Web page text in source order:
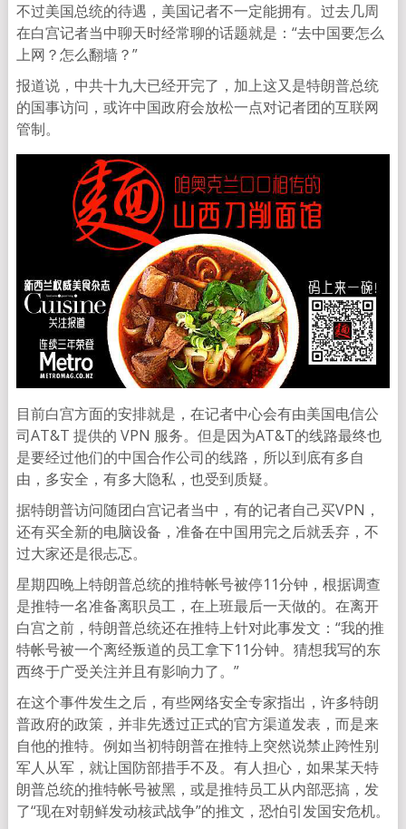
不过美国总统的待遇，美国记者不一定能拥有。过去几周
在白宫记者当中聊天时经常聊的话题就是：“去中国要怎么
上网？怎么翻墙？”
报道说，中共十九大已经开完了，加上这又是特朗普总统
的国事访问，或许中国政府会放松一点对记者团的互联网
管制。
目前白宫方面的安排就是，在记者中心会有由美国电信公
司AT&T 提供的 VPN 服务。但是因为AT&T的线路最终也
是要经过他们的中国合作公司的线路，所以到底有多自
由，多安全，有多大隐私，也受到质疑。
据特朗普访问随团白宫记者当中，有的记者自己买VPN，
还有买全新的电脑设备，准备在中国用完之后就丢弃，不
过大家还是很忐忑。
星期四晚上特朗普总统的推特帐号被停11分钟，根据调查
是推特一名准备离职员工，在上班最后一天做的。在离开
白宫之前，特朗普总统还在推特上针对此事发文：“我的推
特帐号被一个离经叛道的员工拿下11分钟。猜想我写的东
西终于广受关注并且有影响力了。”
在这个事件发生之后，有些网络安全专家指出，许多特朗
普政府的政策，并非先透过正式的官方渠道发表，而是来
自他的推特。例如当初特朗普在推特上突然说禁止跨性别
军人从军，就让国防部措手不及。有人担心，如果某天特
朗普总统的推特帐号被黑，或是推特员工从内部恶搞，发
了“现在对朝鲜发动核武战争”的推文，恐怕引发国安危机。